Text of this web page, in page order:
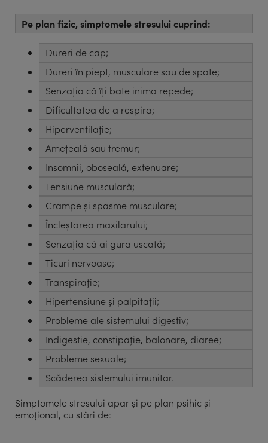
Pe plan fizic, simptomele stresului cuprind:
Dureri de cap;
Dureri în piept, musculare sau de spate;
Senzația că îți bate inima repede;
Dificultatea de a respira;
Hiperventilație;
Amețeală sau tremur;
Insomnii, oboseală, extenuare;
Tensiune musculară;
Crampe și spasme musculare;
Încleștarea maxilarului;
Senzația că ai gura uscată;
Ticuri nervoase;
Transpirație;
Hipertensiune și palpitații;
Probleme ale sistemului digestiv;
Indigestie, constipație, balonare, diaree;
Probleme sexuale;
Scăderea sistemului imunitar.
Simptomele stresului apar și pe plan psihic și
emoțional, cu stări de: